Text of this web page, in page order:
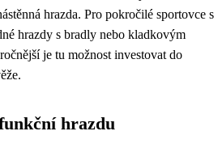
hrazda. Pro pokročilé sportovce s
hrazdy s bradly nebo kladkovým
je tu možnost investovat do
hrazdu